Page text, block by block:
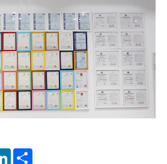
LinkedIn